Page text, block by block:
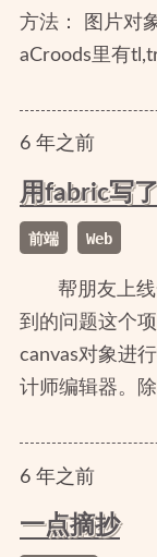
方法： 图片对
aCroods里有
6年之前
用fabric写
前端 Web
帮朋友上
到的问题这个
canvas对象进
计师编辑器。
6年之前
一点摘抄